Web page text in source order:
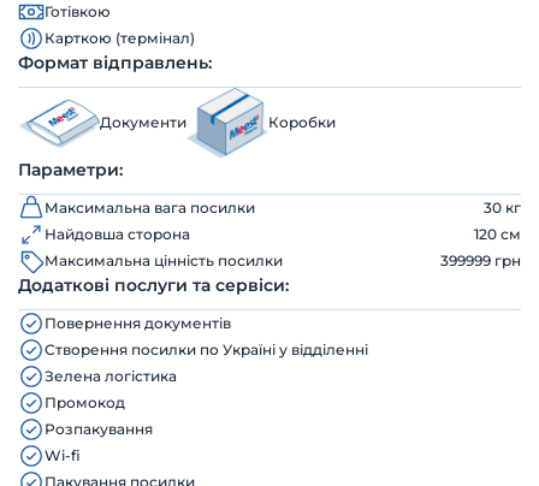
Готівкою
Карткою (термінал)
Формат відправлень:
Документи Коробки
Параметри:
Максимальна вага посилки
30 кг
Найдовша сторона
120 см
Максимальна цінність посилки
399999 грн
Додаткові послуги та сервіси:
Повернення документів
Створення посилки по Україні у відділенні
Зелена логістика
Промокод
Розпакування
Wi-fi
Пакування посилки